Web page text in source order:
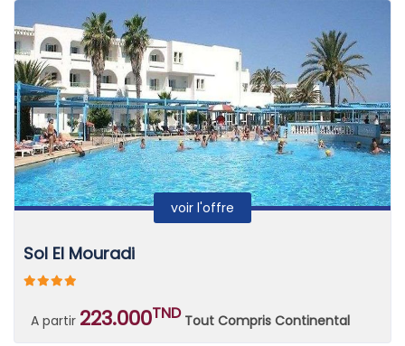
voir l'offre
Sol El Mouradi
A partir 223.000TND Tout Compris Continental